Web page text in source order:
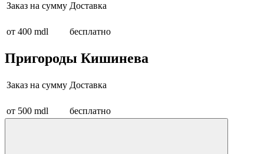
Заказ на сумму Доставка
от 400 mdl бесплатно
Пригороды Кишинева
Заказ на сумму Доставка
от 500 mdl бесплатно